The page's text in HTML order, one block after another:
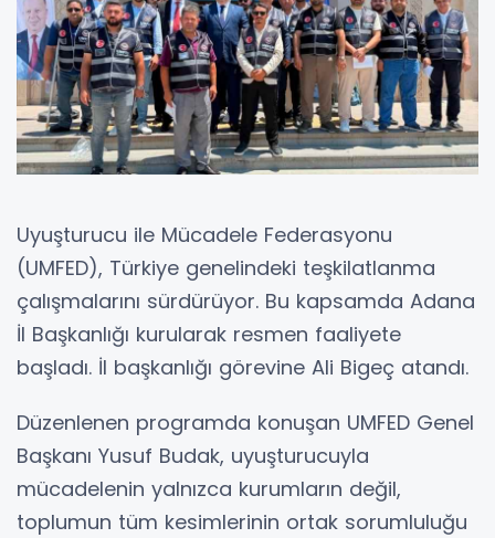
Uyuşturucu ile Mücadele Federasyonu
(UMFED), Türkiye genelindeki teşkilatlanma
çalışmalarını sürdürüyor. Bu kapsamda Adana
İl Başkanlığı kurularak resmen faaliyete
başladı. İl başkanlığı görevine Ali Bigeç atandı.
Düzenlenen programda konuşan UMFED Genel
Başkanı Yusuf Budak, uyuşturucuyla
mücadelenin yalnızca kurumların değil,
toplumun tüm kesimlerinin ortak sorumluluğu